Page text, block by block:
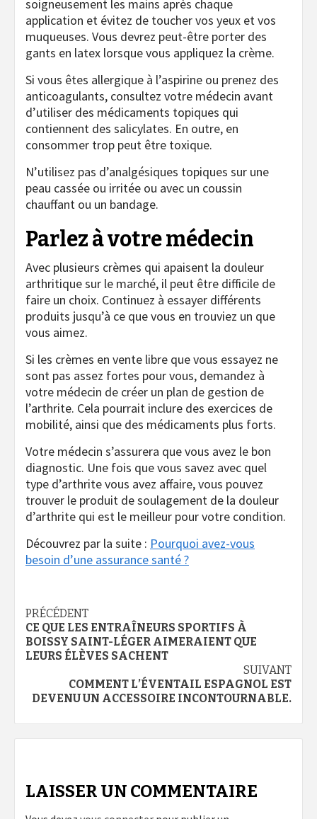
soigneusement les mains après chaque
application et évitez de toucher vos yeux et vos
muqueuses. Vous devrez peut-être porter des
gants en latex lorsque vous appliquez la crème.
Si vous êtes allergique à l’aspirine ou prenez des
anticoagulants, consultez votre médecin avant
d’utiliser des médicaments topiques qui
contiennent des salicylates. En outre, en
consommer trop peut être toxique.
N’utilisez pas d’analgésiques topiques sur une
peau cassée ou irritée ou avec un coussin
chauffant ou un bandage.
Parlez à votre médecin
Avec plusieurs crèmes qui apaisent la douleur
arthritique sur le marché, il peut être difficile de
faire un choix. Continuez à essayer différents
produits jusqu’à ce que vous en trouviez un que
vous aimez.
Si les crèmes en vente libre que vous essayez ne
sont pas assez fortes pour vous, demandez à
votre médecin de créer un plan de gestion de
l’arthrite. Cela pourrait inclure des exercices de
mobilité, ainsi que des médicaments plus forts.
Votre médecin s’assurera que vous avez le bon
diagnostic. Une fois que vous savez avec quel
type d’arthrite vous avez affaire, vous pouvez
trouver le produit de soulagement de la douleur
d’arthrite qui est le meilleur pour votre condition.
Découvrez par la suite : Pourquoi avez-vous
besoin d’une assurance santé ?
Navigation
d’article
PRÉCÉDENT
CE QUE LES ENTRAÎNEURS SPORTIFS À
BOISSY SAINT-LÉGER AIMERAIENT QUE
LEURS ÉLÈVES SACHENT
SUIVANT
COMMENT L’ÉVENTAIL ESPAGNOL EST
DEVENU UN ACCESSOIRE INCONTOURNABLE.
LAISSER UN COMMENTAIRE